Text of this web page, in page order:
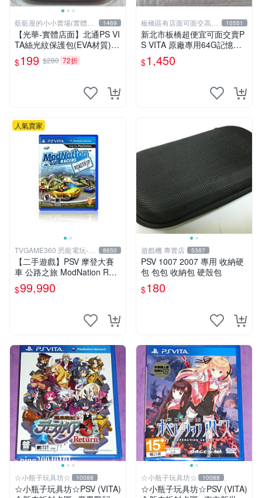
藍藍屋的小小賣場(實體店
面)
1469
【光華-實體店面】北通PS VI
TA絲光紋保護包(EVA材質)內
覆吸震棉網袋有黑灰藍3色可
選~
$199 $280 72折
板橋區有店面可面交高價
回收電玩
10551
新北市板橋超便宜可面交賣P
S VITA 原廠專用64G記憶卡~
~實體店面可面交
$1,450
人氣賣家
TVGAME360 恐龍電玩-台
中店
8650
【二手遊戲】PSV 摩登大賽
車 公路之旅 ModNation Rac
ers 中文版 【台中恐龍電玩】
$99,990
遊戲機 專賣店 5387
PSV 1007 2007 專用 收納硬
包 包包 收納包 硬殼包
$180
☆小瓶子玩具坊☆ 10088
☆小瓶子玩具坊☆PSV (VITA)
☆小瓶子玩具坊☆ 10088
☆小瓶子玩具坊☆PSV (VITA)